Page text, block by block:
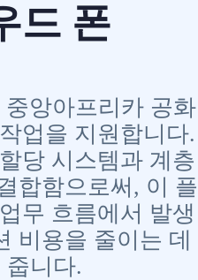
드 폰
앙아프리카 공화
업을 지원합니다.
당 시스템과 계층
합함으로써, 이 플
무 흐름에서 발생
비용을 줄이는 데
줍니다.